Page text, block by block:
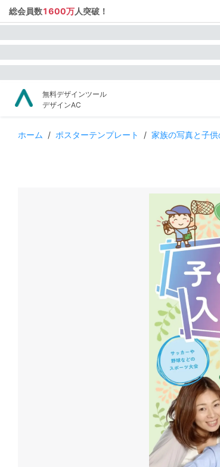
総会員数1600万人突破！
無料デザインツール
デザインAC
ホーム / ポスターテンプレート / 家族の写真と子